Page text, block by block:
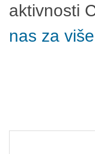
aktivnosti
nas za